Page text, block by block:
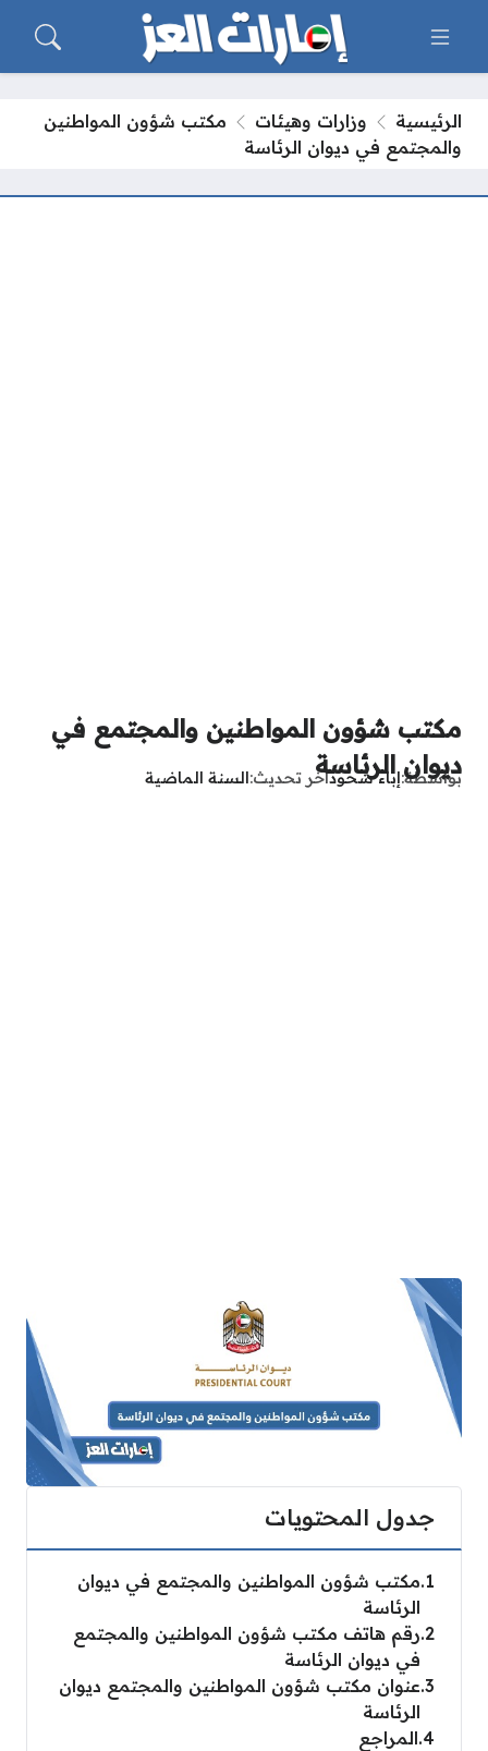
الرئيسية وزارات وهيئات
مكتب شؤون المواطنين
والمجتمع في ديوان الرئاسة
مكتب شؤون المواطنين والمجتمع في
ديوان الرئاسة
بواسطة إباء شحودآخر تحديث السنة الماضية
جدول المحتويات
1 مكتب شؤون المواطنين والمجتمع في ديوان
الرئاسة
2 رقم هاتف مكتب شؤون المواطنين والمجتمع
في ديوان الرئاسة
3 عنوان مكتب شؤون المواطنين والمجتمع ديوان
الرئاسة
4 المراجع